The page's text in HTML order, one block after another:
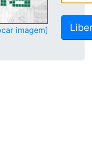
imagem]